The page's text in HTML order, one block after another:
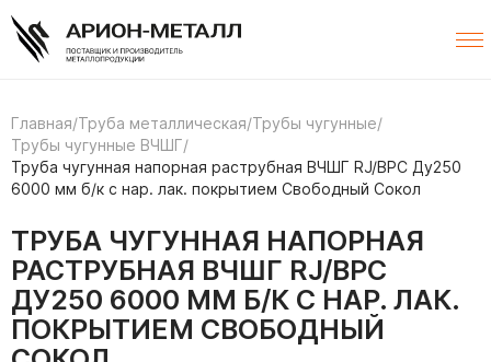
Главная/Труба металлическая/Трубы чугунные/
Трубы чугунные ВЧШГ/
Труба чугунная напорная раструбная ВЧШГ RJ/ВРС Ду250
6000 мм б/к с нар. лак. покрытием Свободный Сокол
ТРУБА ЧУГУННАЯ НАПОРНАЯ
РАСТРУБНАЯ ВЧШГ RJ/ВРС
ДУ250 6000 ММ Б/К С НАР. ЛАК.
ПОКРЫТИЕМ СВОБОДНЫЙ